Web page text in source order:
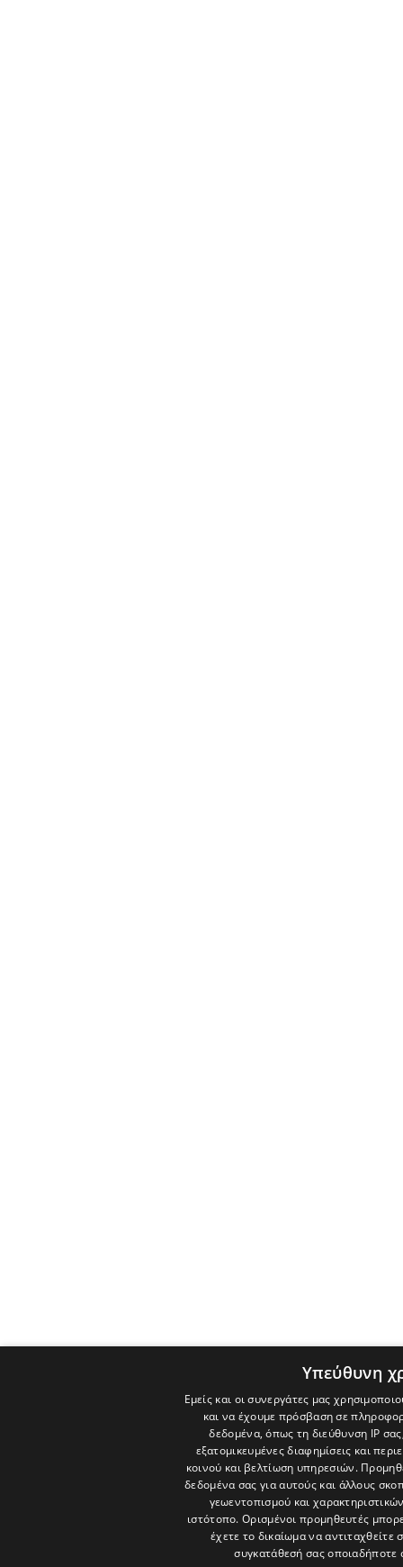
Υπεύθυνη
Εμείς και οι συνεργάτες μας
και να έχουμε πρόσβαση σε
δεδομένα, όπως τη διεύθυνση IP
εξατομικευμένες διαφημίσεις και
κοινού και βελτίωση υπηρεσιών.
δεδομένα σας για αυτούς και άλλους
γεωεντοπισμού και
ιστότοπο. Ορισμένοι προμηθευτές
έχετε το δικαίωμα να αντιταχθείτε
συγκατάθεσή σας οποιαδήποτε